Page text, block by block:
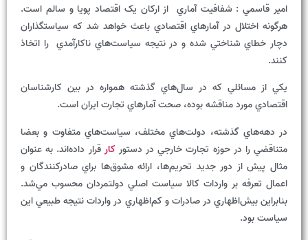
امير قاسمي : شفافيت آماري از ارکان يک اقتصاد پويا و سالم است.
هرگونه اختلال در آمارهاي اقتصادي باعث خواهد شد که سياستگذاران
دچار خطاي شناختي شده و در نتيجه سياست‌هاي ناکارآمدي را اتخاذ
کنند.
يکي از مسائلي که در سال‌هاي گذشته همواره در بين کارشناسان
اقتصادي مورد مناقشه بوده، صحت آمارهاي تجارت ايران است.
در دهه‌هاي گذشته، دولت‌هاي مختلف، سياست‌هاي متفاوت و بعضا
متناقضي را در حوزه تجارت خارجي در دستور کارقرار داده‌اند. به عنوان
مثال پيش از دور جديد تحريم‌ها، ارائه مشوق‌ها براي صادرکنندگان و
اعمال تعرفه بر واردات کالا سياست اصلي دولتمردان محسوب مي‌شد.
بنابراين بيش‌اظهاري در صادرات و کم‌اظهاري در واردات نتيجه طبيعي اين
سياست بود.